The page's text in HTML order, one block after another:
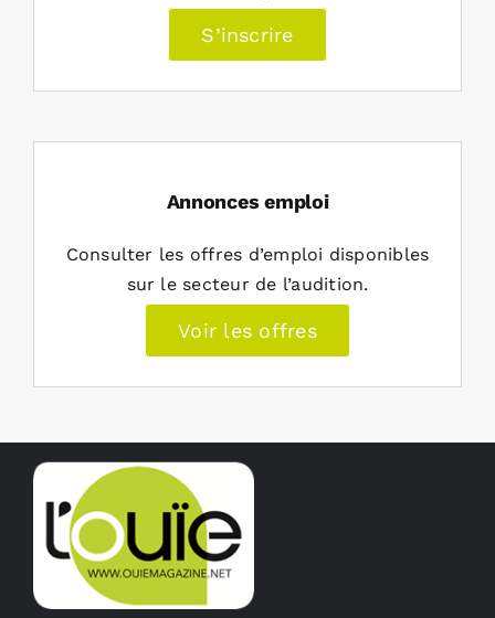
S’inscrire
Annonces emploi
Consulter les offres d’emploi disponibles
sur le secteur de l’audition.
Voir les offres